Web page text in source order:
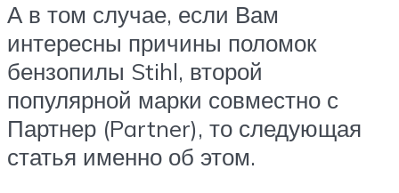
А в том случае, если Вам
интересны причины поломок
бензопилы Stihl, второй
популярной марки совместно с
Партнер (Partner), то следующая
статья именно об этом.